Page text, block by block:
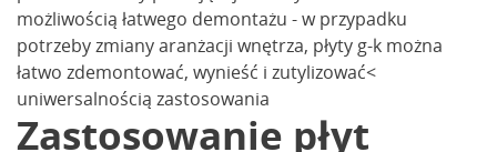
możliwością łatwego demontażu - w przypadku
potrzeby zmiany aranżacji wnętrza, płyty g-k można
łatwo zdemontować, wynieść i zutylizować<
uniwersalnością zastosowania
Zastosowanie płyt